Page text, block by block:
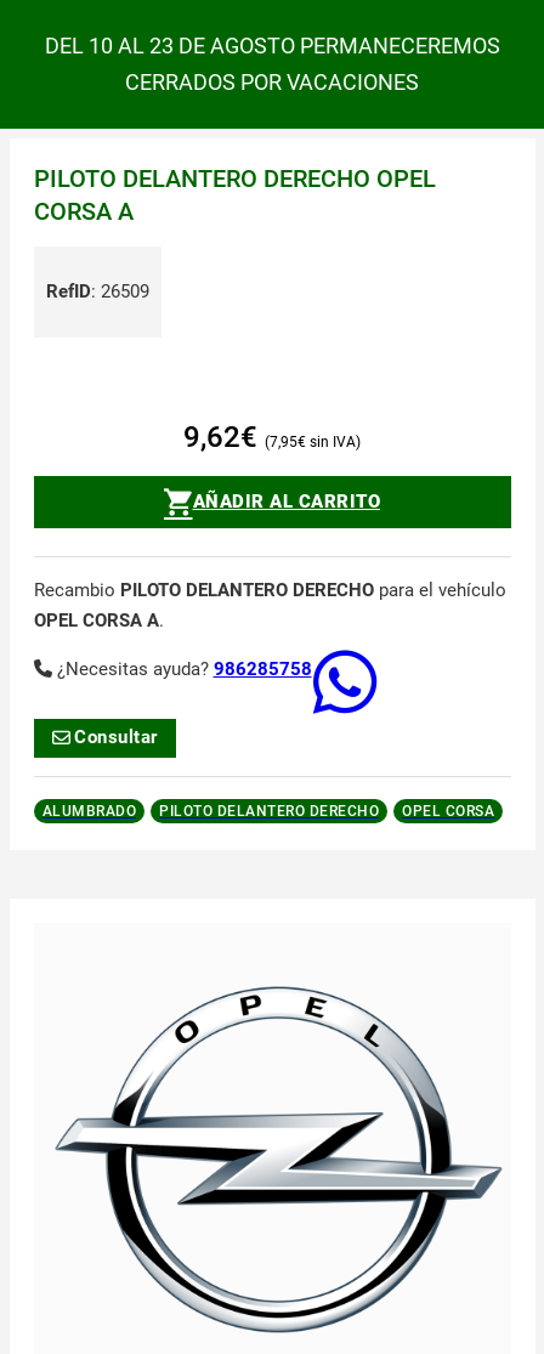
DEL 10 AL 23 DE AGOSTO PERMANECEREMOS
CERRADOS POR VACACIONES
PILOTO DELANTERO DERECHO OPEL
CORSA A
RefID: 26509
9,62€ 7,95€
AÑADIR AL CARRITO
Recambio PILOTO DELANTERO DERECHOpara el vehículo
OPEL CORSA A.
¿Necesitas ayuda? 986285758
Consultar
ALUMBRADO PILOTO DELANTERO DERECHO OPEL CORSA